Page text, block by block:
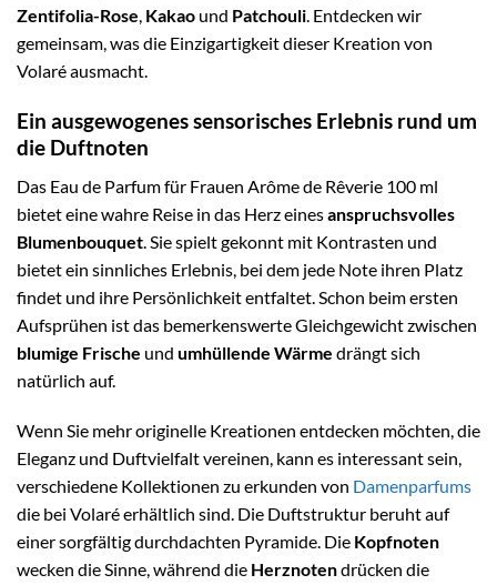
Zentifolia-Rose, Kakao und Patchouli. Entdecken wir
gemeinsam, was die Einzigartigkeit dieser Kreation von
Volaré ausmacht.
Ein ausgewogenes sensorisches Erlebnis rund um
die Duftnoten
Das Eau de Parfum für Frauen Arôme de Rêverie 100 ml
bietet eine wahre Reise in das Herz einesanspruchsvolles
Blumenbouquet . Sie spielt gekonnt mit Kontrasten und
bietet ein sinnliches Erlebnis, bei dem jede Note ihren Platz
findet und ihre Persönlichkeit entfaltet. Schon beim ersten
Aufsprühen ist das bemerkenswerte Gleichgewicht zwischen
blumige Frische und umhüllende Wärme drängt sich
natürlich auf.
Wenn Sie mehr originelle Kreationen entdecken möchten, die
Eleganz und Duftvielfalt vereinen, kann es interessant sein,
verschiedene Kollektionen zu erkunden von Damenparfums
die bei Volaré erhältlich sind. Die Duftstruktur beruht auf
einer sorgfältig durchdachten Pyramide. Die Kopfnoten
wecken die Sinne, während die Herznotendrücken die